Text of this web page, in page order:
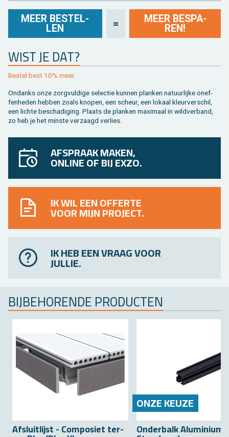
MEER BE­STEL­
LEN
=
MEER BE­SPA­
REN!
WIST JE DAT?
Be­stel best 10% meer.
On­danks onze zorg­vul­di­ge se­lec­tie kun­nen plan­ken na­tuur­lij­ke on­ef­
fen­he­den heb­ben zoals kno­pen, een scheur, een lo­kaal kleur­ver­schil,
een lich­te be­scha­di­ging. Plaats de plan­ken maxi­maal in wild­ver­band,
zo heb je het min­ste ver­zaagd ver­lies.
AFSPRAAK MAKEN,
ONLINE OF BIJ EXZO.
IK WIL EEN OFFERTE
VOOR MIJN PROJECT.
IK HEB EEN VRAAG VOOR
JULLIE.
BIJ­BE­HO­REN­DE PRO­DUC­TEN
Af­sluit­lijst - Com­po­siet ter­
ONZE KEUZE
On­der­balk Alu­mi­ni­um